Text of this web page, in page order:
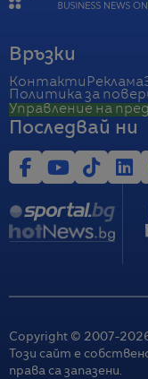
Връзки
Контакти Реклама
Политика за
Управление на
Последвай ни
Copyright © 2007-
Този сайт е
права са запазени.